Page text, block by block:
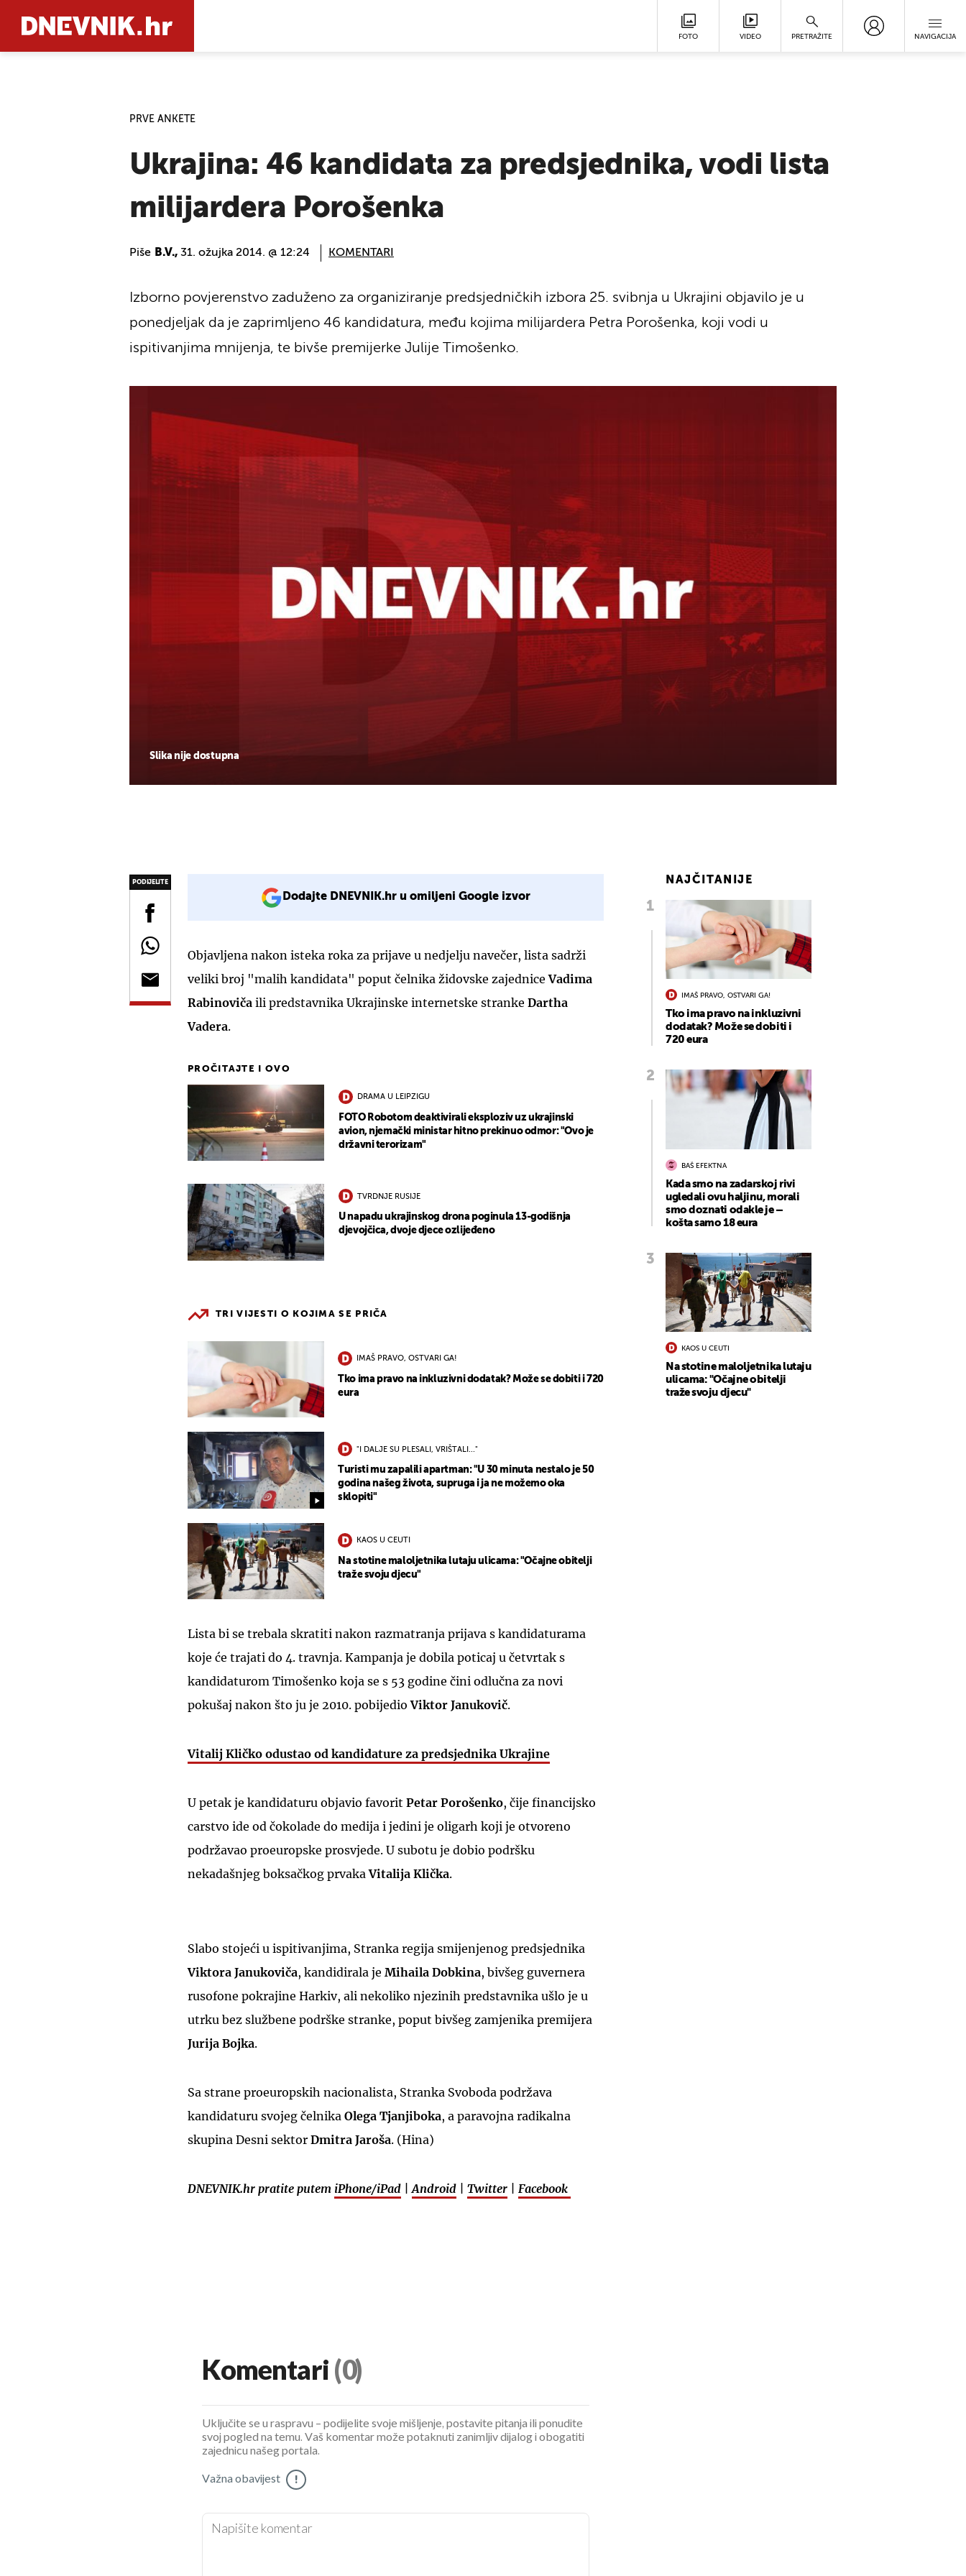
FOTO VIDEO PRETRAŽITE NAVIGACIJA
PRVE ANKETE
Ukrajina: 46 kandidata za predsjednika, vodi lista
milijardera Porošenka
Piše B.V., 31. ožujka 2014. @ 12:24 KOMENTARI
Slika nije dostupna
Izborno povjerenstvo zaduženo za organiziranje predsjedničkih izbora 25. svibnja u Ukrajini objavilo je u
ponedjeljak da je zaprimljeno 46 kandidatura, među kojima milijardera Petra Porošenka, koji vodi u
ispitivanjima mnijenja, te bivše premijerke Julije Timošenko.
PODIJELITE
Dodajte DNEVNIK.hr u omiljeni Google izvor
Objavljena nakon isteka roka za prijave u nedjelju navečer, lista sadrži
veliki broj "malih kandidata" poput čelnika židovske zajedniceVadima
Rabinoviča ili predstavnika Ukrajinske internetske stranke Dartha
Vadera.
PROČITAJTE I OVO
DRAMA U LEIPZIGU
FOTO Robotom deaktivirali eksploziv uz ukrajinski
avion, njemački ministar hitno prekinuo odmor: "Ovo je
državni terorizam"
TVRDNJE RUSIJE
U napadu ukrajinskog drona poginula 13-godišnja
djevojčica, dvoje djece ozlijeđeno
TRI VIJESTI O KOJIMA SE PRIČA
IMAŠ PRAVO, OSTVARI GA!
Tko ima pravo na inkluzivni dodatak? Može se dobiti i 720
eura
"I DALJE SU PLESALI, VRIŠTALI..."
Turisti mu zapalili apartman: "U 30 minuta nestalo je 50
godina našeg života, supruga i ja ne možemo oka
sklopiti"
KAOS U CEUTI
Na stotine maloljetnika lutaju ulicama: "Očajne obitelji
traže svoju djecu"
Lista bi se trebala skratiti nakon razmatranja prijava s kandidaturama
koje će trajati do 4. travnja. Kampanja je dobila poticaj u četvrtak s
kandidaturom Timošenko koja se s 53 godine čini odlučna za novi
pokušaj nakon što ju je 2010. pobijedioViktor Janukovič.
Vitalij Kličko odustao od kandidature za predsjednika Ukrajine
U petak je kandidaturu objavio favorit Petar Porošenko, čije financijsko
carstvo ide od čokolade do medija i jedini je oligarh koji je otvoreno
podržavao proeuropske prosvjede. U subotu je dobio podršku
nekadašnjeg boksačkog prvakaVitalija Klička.
Slabo stojeći u ispitivanjima, Stranka regija smijenjenog predsjednika
Viktora Janukoviča, kandidirala je Mihaila Dobkina, bivšeg guvernera
rusofone pokrajine Harkiv, ali nekoliko njezinih predstavnika ušlo je u
utrku bez službene podrške stranke, poput bivšeg zamjenika premijera
Jurija Bojka.
Sa strane proeuropskih nacionalista, Stranka Svoboda podržava
kandidaturu svojeg čelnika Olega Tjanjiboka, a paravojna radikalna
skupina Desni sektor Dmitra Jaroša. (Hina)
DNEVNIK.hr pratite putem iPhone/iPad |Android Twitter Facebook
NAJČITANIJE
IMAŠ PRAVO, OSTVARI GA!
Tko ima pravo na inkluzivni
dodatak? Može se dobiti i
720 eura
BAŠ EFEKTNA
Kada smo na zadarskoj rivi
ugledali ovu haljinu, morali
smo doznati odakle je –
košta samo 18 eura
KAOS U CEUTI
Na stotine maloljetnika lutaju
ulicama: "Očajne obitelji
traže svoju djecu"
Komentari (0)
Uključite se u raspravu – podijelite svoje mišljenje, postavite pitanja ili ponudite
svoj pogled na temu. Vaš komentar može potaknuti zanimljiv dijalog i obogatiti
zajednicu našeg portala.
Važna obavijest !